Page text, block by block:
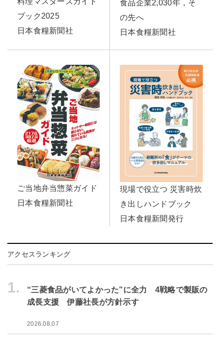
ブック2025
日本食糧新聞社
食品企業2,030年，そ
の先へ
日本食糧新聞社
ご当地弁当惣菜ガイド
日本食糧新聞社
現場で役立つ 災害時炊
き出しハンドブック
日本食糧新聞発行
アクセスランキング
1.
“三菱食品がいてよかった”に全力 4戦略で製販の
成長支援 伊藤社長が方針示す
2026.08.07